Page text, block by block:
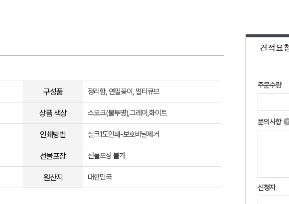
견적요
주문수량
문의사항
신청자
구성품 정리함, 연필꽂이, 멀티큐브
상품 색상 스모크(불투명),그레이,화이트
인쇄방법 실크1도인쇄-보호비닐제거
선물포장 선물포장 불가
원산지 대한민국